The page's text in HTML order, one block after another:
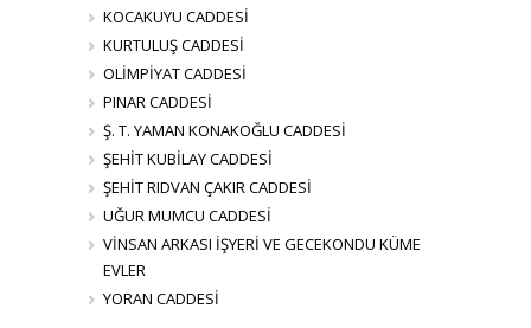
KOCAKUYU CADDESİ
KURTULUŞ CADDESİ
OLİMPİYAT CADDESİ
PINAR CADDESİ
Ş. T. YAMAN KONAKOĞLU CADDESİ
ŞEHİT KUBİLAY CADDESİ
ŞEHİT RIDVAN ÇAKIR CADDESİ
UĞUR MUMCU CADDESİ
VİNSAN ARKASI İŞYERİ VE GECEKONDU KÜME
EVLER
YORAN CADDESİ